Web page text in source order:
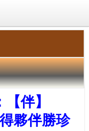
伴】
夥伴勝珍